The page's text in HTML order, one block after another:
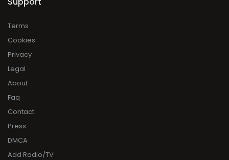
Terms
Cookies
Privacy
Legal
About
Faq
Contact
Press
DMCA
Add Radio/TV